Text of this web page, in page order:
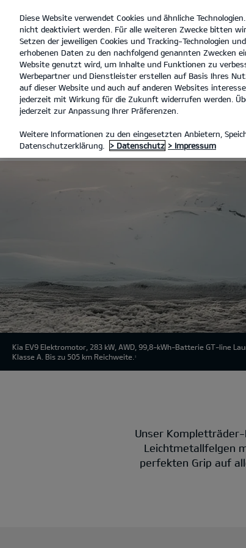
open
menu
SERVICE ANGEBOTE
KIA
Kia EV9 Elektromotor, 283 kW, AWD, 99,8-kWh-Batterie GT-line
Klasse A. Bis zu 505 km Reichweite.
1
Unser
Leichtmetallfelgen
perfekten Grip auf
Diese Website verwendet Cookies und ähnliche
nicht deaktiviert werden. Für alle weiteren Zwecke bitten
Setzen der jeweiligen Cookies und Tracking-Technologien
erhobenen Daten zu den nachfolgend genannten Zwecken
Website genutzt wird, um Inhalte und Funktionen zu
Werbepartner und Dienstleister erstellen auf Basis Ihres
auf dieser Website und auch auf anderen Websites
jederzeit mit Wirkung für die Zukunft widerrufen werden.
jederzeit zur Anpassung Ihrer Präferenzen.
Weitere Informationen zu den eingesetzten Anbietern,
Datenschutzerklärung.
> Datenschutz > Impressum